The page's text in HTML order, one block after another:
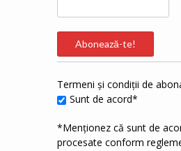
Termeni și condiții de
Sunt de acord*
*Menționez că sunt de
procesate conform